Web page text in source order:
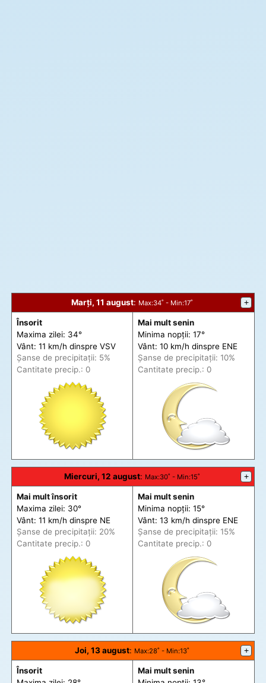
Marți, 11 august: Max:34˚ - Min:17˚ +
Însorit
Maxima zilei: 34°
Vânt: 11 km/h dinspre VSV
Șanse de precipitații: 5%
Cantitate precip.: 0
Mai mult senin
Minima nopții: 17°
Vânt: 10 km/h dinspre ENE
Șanse de precipitații: 10%
Cantitate precip.: 0
Miercuri, 12 august: Max:30˚ - Min:15˚ +
Mai mult însorit
Maxima zilei: 30°
Vânt: 11 km/h dinspre NE
Șanse de precipitații: 20%
Cantitate precip.: 0
Mai mult senin
Minima nopții: 15°
Vânt: 13 km/h dinspre ENE
Șanse de precipitații: 15%
Cantitate precip.: 0
Joi, 13 august: Max:28˚ - Min:13˚ +
Însorit
Mai mult senin